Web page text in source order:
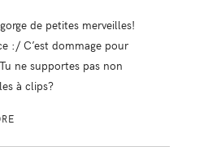
de petites merveilles!
:/ C’est dommage pour
ne supportes pas non
à clips?